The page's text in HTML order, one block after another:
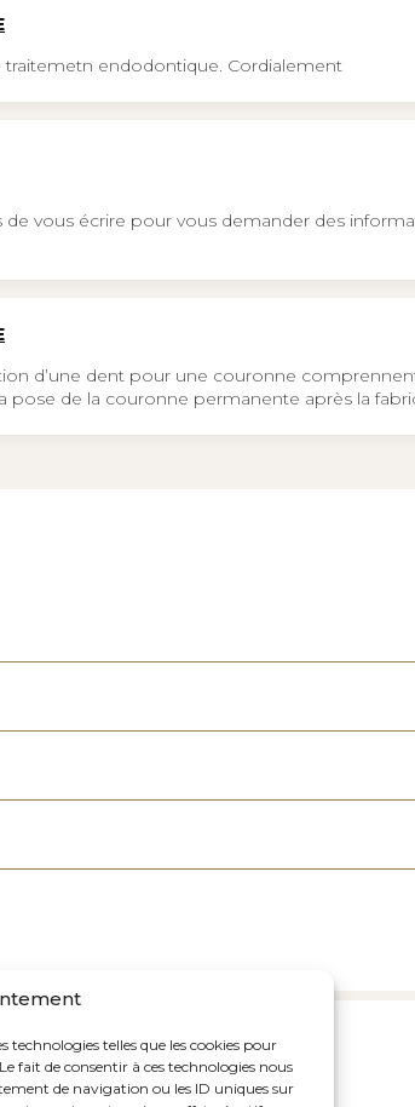
technologies telles que les cookies pour
fait de consentir à ces technologies nous
de navigation ou les ID uniques sur
traitemetn endodontique. Cordialement
vous écrire pour vous demander des
d’une dent pour une couronne
pose de la couronne permanente après la
Foch, Paris, France
60 34